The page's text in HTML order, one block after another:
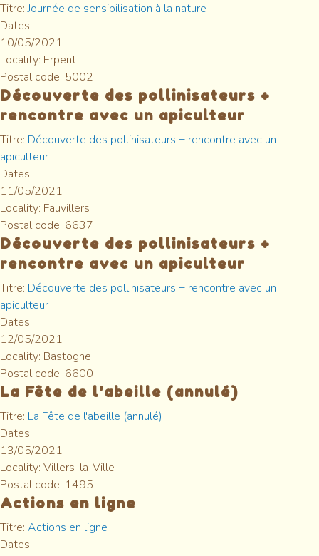
Titre:Journée de sensibilisation à la nature
Dates:
10/05/2021
Locality: Erpent
Postal code: 5002
Découverte des pollinisateurs +
rencontre avec un apiculteur
Titre: Découverte des pollinisateurs + rencontre avec un
apiculteur
Dates:
11/05/2021
Locality: Fauvillers
Postal code: 6637
Découverte des pollinisateurs +
rencontre avec un apiculteur
Titre: Découverte des pollinisateurs + rencontre avec un
apiculteur
Dates:
12/05/2021
Locality: Bastogne
Postal code: 6600
La Fête de l'abeille (annulé)
Titre: La Fête de l'abeille (annulé)
Dates:
13/05/2021
Locality: Villers-la-Ville
Postal code: 1495
Actions en ligne
Titre: Actions en ligne
Dates: